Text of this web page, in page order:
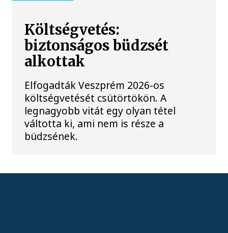
Költségvetés:
biztonságos büdzsét
alkottak
Elfogadták Veszprém 2026-os
költségvetését csütörtökön. A
legnagyobb vitát egy olyan tétel
váltotta ki, ami nem is része a
büdzsének.